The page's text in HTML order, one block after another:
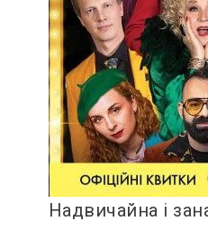
Надвичайна і